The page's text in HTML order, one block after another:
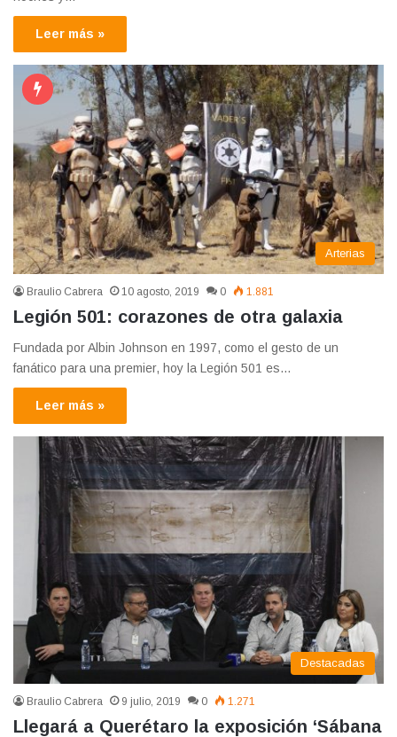
Leer más »
Arterias
Braulio Cabrera 10 agosto, 2019 0 1.881
Legión 501: corazones de otra galaxia
Fundada por Albin Johnson en 1997, como el gesto de un
fanático para una premier, hoy la Legión 501 es…
Leer más »
Destacadas
Braulio Cabrera 9 julio, 2019 0 1.271
Llegará a Querétaro la exposición ‘Sábana